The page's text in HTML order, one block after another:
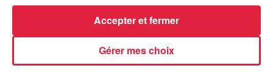
Gérer mes choix
Accepter et fermer